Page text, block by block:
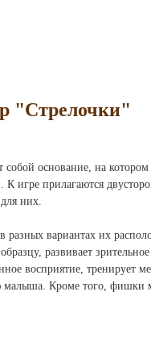
"Стрелочки"
собой основание, на котором
игре прилагаются
них.
разных вариантах их
развивает
восприятие, тренирует
Кроме того, фишки